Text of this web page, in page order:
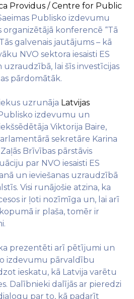
Providus / Centre for Public
Publisko izdevumu
organizētājā konferencē “Tā
galvenais jautājums – kā
NVO sektora iesaisti ES
lai šīs investīcijas
pārdomātāk.
uzrunāja Latvijas
izdevumu un
Viktorija Baire,
sekretāre Karina
Brīvības pārstāvis
par NVO iesaisti ES
un ieviešanas uzraudzībā
Visi runājošie atzina, ka
ir ļoti nozīmīga un, lai arī
ir plaša, tomēr ir
prezentēti arī pētījumi un
izdevumu pārvaldību
ieskatu, kā Latvija varētu
Dalībnieki dalījās ar pieredzi
par to, kā padarīt